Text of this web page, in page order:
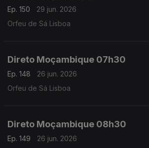
Ep. 150
29 jun. 2026
Orfeu de Sá Lisboa
Direto Moçambique 07h30
Ep. 148
26 jun. 2026
Orfeu de Sá Lisboa
Direto Moçambique 08h30
Ep. 149
26 jun. 2026